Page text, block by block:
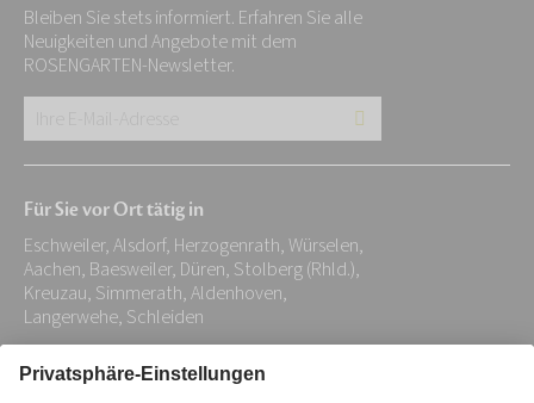
Bleiben Sie stets informiert. Erfahren Sie alle
Neuigkeiten und Angebote mit dem
ROSENGARTEN-Newsletter.
E-
Adresse:
*
Für Sie vor Ort tätig in
Eschweiler, Alsdorf, Herzogenrath, Würselen,
Aachen, Baesweiler, Düren, Stolberg (Rhld.),
Kreuzau, Simmerath, Aldenhoven,
Langerwehe, Schleiden